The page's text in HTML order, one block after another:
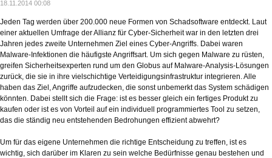
18.11.2014 00:08
Jeden Tag werden über 200.000 neue Formen von Schadsoftware entdeckt. Laut
einer aktuellen Umfrage der Allianz für Cyber-Sicherheit war in den letzten drei
Jahren jedes zweite Unternehmen Ziel eines Cyber-Angriffs. Dabei waren
Malware-Infektionen die häufigste Angriffsart. Um sich gegen Malware zu rüsten,
greifen Sicherheitsexperten rund um den Globus auf Malware-Analysis-Lösungen
zurück, die sie in ihre vielschichtige Verteidigungsinfrastruktur integrieren. Alle
haben das Ziel, Angriffe aufzudecken, die sonst unbemerkt das System schädigen
könnten. Dabei stellt sich die Frage: ist es besser gleich ein fertiges Produkt zu
kaufen oder ist es von Vorteil auf ein individuell programmiertes Tool zu setzen,
das die ständig neu entstehenden Bedrohungen effizient abwehrt?
Um für das eigene Unternehmen die richtige Entscheidung zu treffen, ist es
wichtig, sich darüber im Klaren zu sein welche Bedürfnisse genau bestehen und